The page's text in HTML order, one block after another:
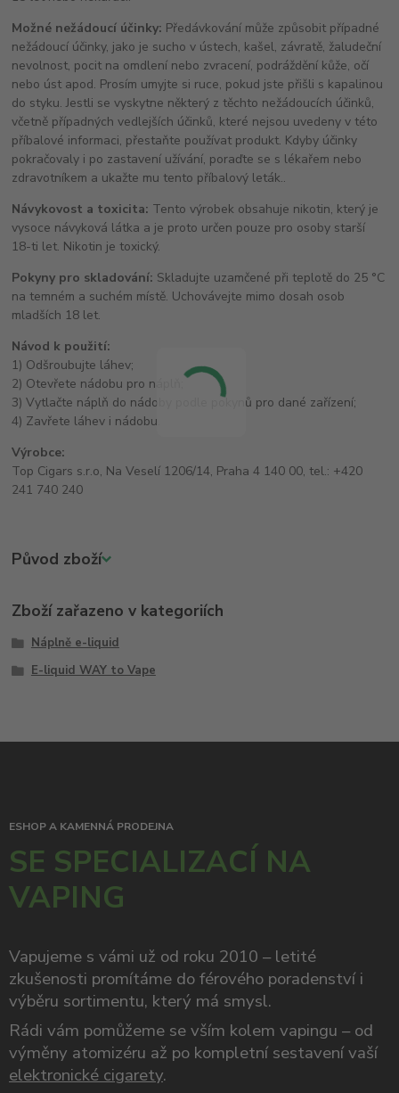
Možné nežádoucí účinky: Předávkování může způsobit případné
nežádoucí účinky, jako je sucho v ústech, kašel, závratě, žaludeční
nevolnost, pocit na omdlení nebo zvracení, podráždění kůže, očí
nebo úst apod. Prosím umyjte si ruce, pokud jste přišli s kapalinou
do styku. Jestli se vyskytne některý z těchto nežádoucích účinků,
včetně případných vedlejších účinků, které nejsou uvedeny v této
příbalové informaci, přestaňte používat produkt. Kdyby účinky
pokračovaly i po zastavení užívání, poraďte se s lékařem nebo
zdravotníkem a ukažte mu tento příbalový leták..
Návykovost a toxicita: Tento výrobek obsahuje nikotin, který je
vysoce návyková látka a je proto určen pouze pro osoby starší
18-ti let. Nikotin je toxický.
Pokyny pro skladování: Skladujte uzamčené při teplotě do 25 °C
na temném a suchém místě. Uchovávejte mimo dosah osob
mladších 18 let.
Návod k použití:
1) Odšroubujte láhev;
2) Otevřete nádobu pro náplň;
3) Vytlačte náplň do nádoby podle pokynů pro dané zařízení;
4) Zavřete láhev i nádobu.
Výrobce:
Top Cigars s.r.o, Na Veselí 1206/14, Praha 4 140 00, tel.: +420
241 740 240
Původ zboží
Zboží zařazeno v kategoriích
Náplně e-liquid
E-liquid WAY to Vape
ESHOP A KAMENNÁ PRODEJNA
SE SPECIALIZACÍ NA
VAPING
Vapujeme s vámi už od roku 2010 – letité
zkušenosti promítáme do férového poradenství i
výběru sortimentu, který má smysl.
Rádi vám pomůžeme se vším kolem vapingu – od
výměny atomizéru až po kompletní sestavení vaší
elektronické cigarety.